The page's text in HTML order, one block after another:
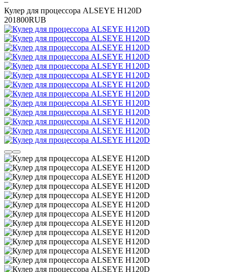
Кулер для процессора ALSEYE H120D
201800RUB